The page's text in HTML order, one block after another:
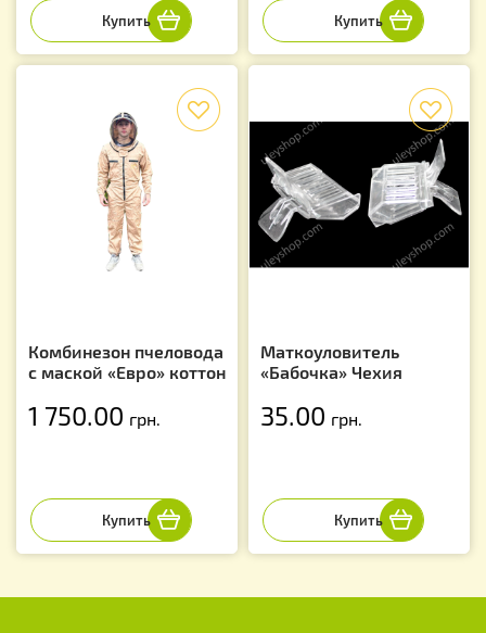
Комбинезон пчеловода
с маской «Евро» коттон
1 750.00 грн.
Маткоуловитель
«Бабочка» Чехия
35.00 грн.